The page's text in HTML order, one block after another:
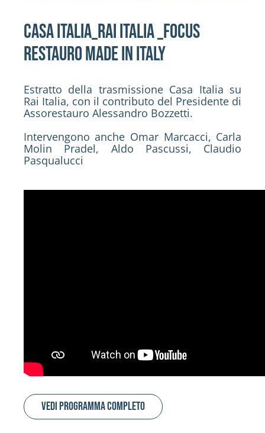
Casa Italia_Rai Italia _Focus
Restauro made in Italy
Estratto della trasmissione Casa Italia su
Rai Italia, con il contributo del Presidente di
Assorestauro Alessandro Bozzetti.
Intervengono anche Omar Marcacci, Carla
Molin Pradel, Aldo Pascussi, Claudio
Pasqualucci
Vedi programma completo